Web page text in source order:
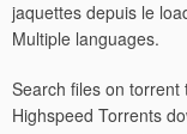
jaquettes depuis le
Multiple languages.
Search files on
Highspeed Torrents